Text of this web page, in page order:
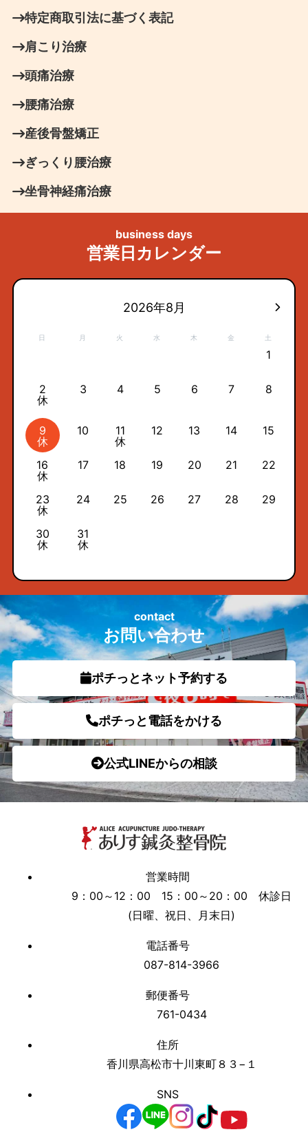
特定商取引法に基づく表記
肩こり治療
頭痛治療
腰痛治療
産後骨盤矯正
ぎっくり腰治療
坐骨神経痛治療
営業日カレンダー
business days
2026年8月
日 月 火 水 木 金 土
1
2
休
3 4 5 6 7 8
9
休
10
11
休
12 13 14 15
16
休
17 18 19 20 21 22
23
休
24 25 26 27 28 29
30
休
31
休
お問い合わせ
contact
ポチっとネット予約する
ポチっと電話をかける
公式LINEからの相談
営業時間
9：00～12：00 15：00～20：00 休診日
(日曜、祝日、月末日)
電話番号
087-814-3966
郵便番号
761-0434
住所
香川県高松市十川東町８３−１
SNS